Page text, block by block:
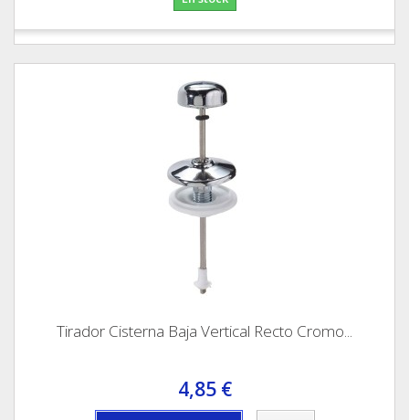
Tirador Cisterna Baja Vertical Recto Cromo...
4,85 €